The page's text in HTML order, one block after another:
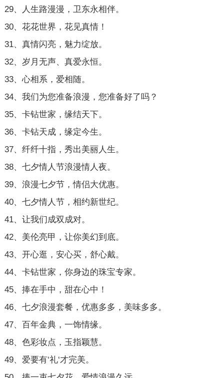
29、人生路漫漫，卫东永相伴。
30、花花世界，花见真情！
31、真情闪亮，魅力绽放。
32、岁月无声、真爱永恒。
33、心相系，爱相随。
34、我们为您准备浪漫，您准备好了吗？
35、卡钻世家，缘结天下。
36、卡钻天成，缘定今生。
37、纤纤十指，秀出美丽人生。
38、七夕情人节浪漫情人夜。
39、浪漫七夕节，情侣大优惠。
40、七夕情人节，相约新世纪。
41、让我们成双成对。
42、美伦亮甲，让你美幻到底。
43、开心逛，安心买，舒心戴。
44、卡钻世家，你身边的珠宝专家。
45、捧在手中，甜在心中！
46、七夕浪漫套餐，优惠多多，美味多多。
47、百年金典，一饰情缘。
48、色彩妆点，玉指颖慧。
49、爱要有‘礼‘才完美。